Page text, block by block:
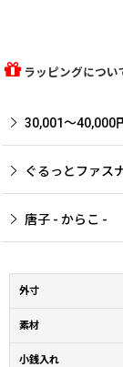
ラッピングについ
30,001〜40,000
ぐるっとファス
唐子 - からこ -
外寸
素材
小銭入れ